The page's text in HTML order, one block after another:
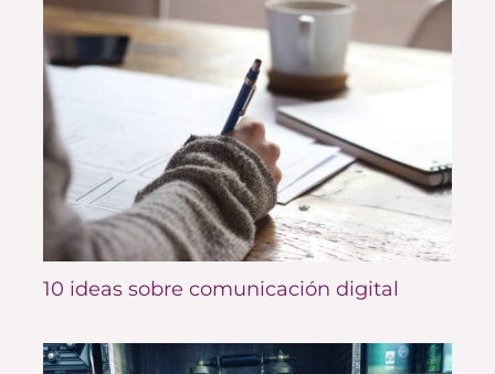
10 ideas sobre comunicación digital